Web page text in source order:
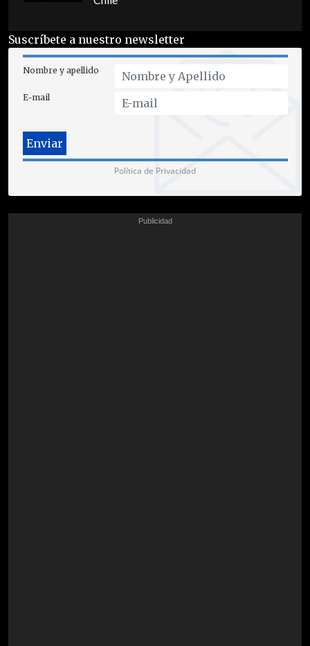
Suscríbete a nuestro newsletter
Nombre y apellido
E-mail
Política de Privacidad